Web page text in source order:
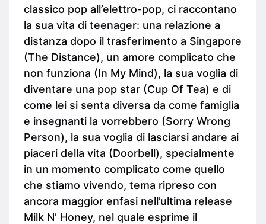
classico pop all’elettro-pop, ci raccontano
la sua vita di teenager: una relazione a
distanza dopo il trasferimento a Singapore
(The Distance), un amore complicato che
non funziona (In My Mind), la sua voglia di
diventare una pop star (Cup Of Tea) e di
come lei si senta diversa da come famiglia
e insegnanti la vorrebbero (Sorry Wrong
Person), la sua voglia di lasciarsi andare ai
piaceri della vita (Doorbell), specialmente
in un momento complicato come quello
che stiamo vivendo, tema ripreso con
ancora maggior enfasi nell’ultima release
Milk N’ Honey, nel quale esprime il